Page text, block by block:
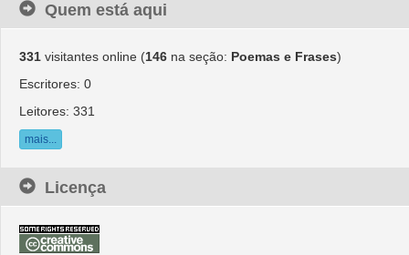
Quem está aqui
331 visitantes online (146 na seção: Poemas e Frases)
Escritores: 0
Leitores: 331
mais...
Licença